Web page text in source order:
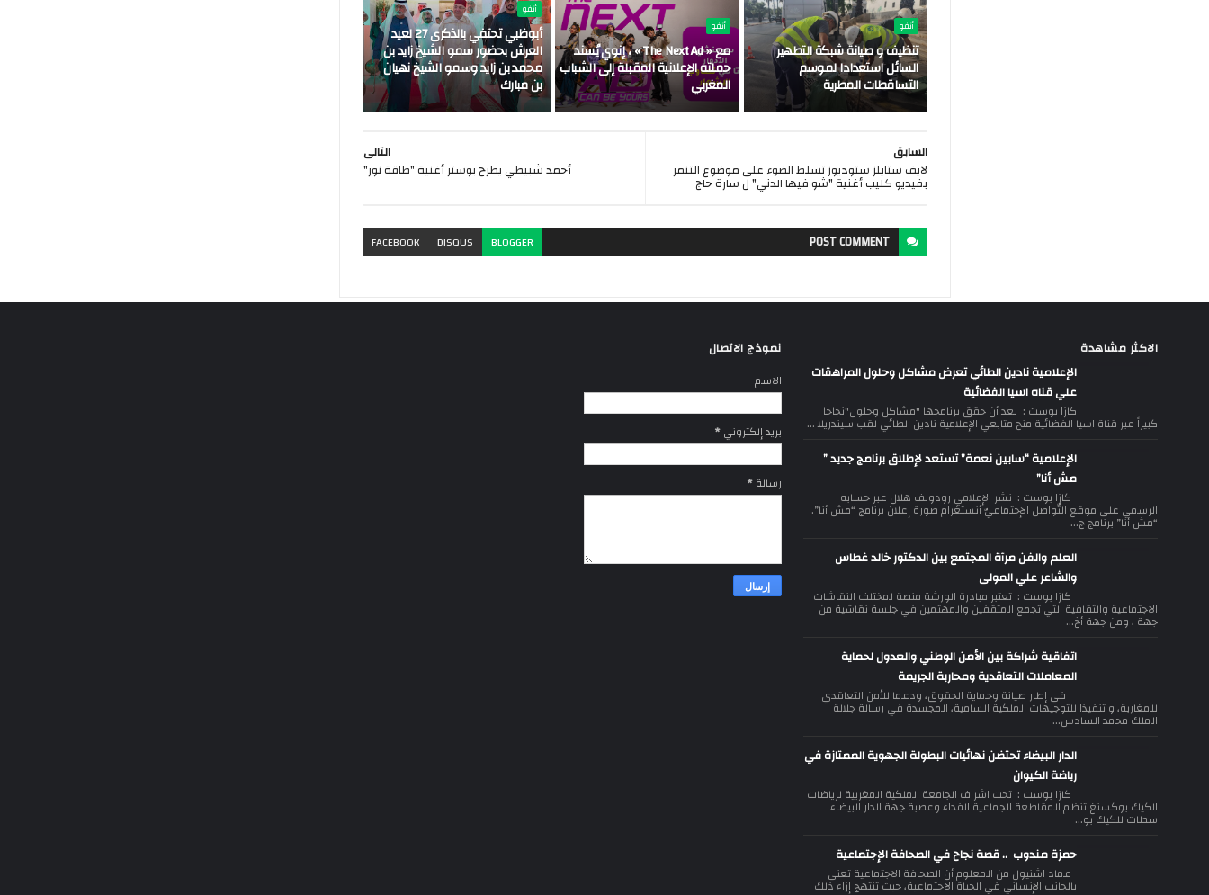
أنفو
تنظيف و صيانة شبكة التطهير
السائل استعدادا لموسم
التساقطات المطرية
أنفو
مع « The Next Ad » ، إنوي يُسند
حملته الإعلانية المقبلة إلى الشباب
المغربي
أنفو
أبوظبي تحتفي بالذكرى 27 لعيد
العرش بحضور سمو الشيخ زايد بن
محمد بن زايد وسمو الشيخ نهيان
بن مبارك
التالى
أحمد شبيطي يطرح بوستر أغنية "طاقة نور"
السابق
لايف ستايلز ستوديوز تسلط الضوء على موضوع التنمر
بفيديو كليب أغنية "شو فيها الدني" ل سارة حاج
POSTCOMMENT
BLOGGER
DISQUS
FACEBOOK
الاكثر مشاهدة
الإعلامية نادين الطائي تعرض مشاكل وحلول المراهقات
علي قناه اسيا الفضائية
كازا بوست : بعد أن حقق برنامجها "مشاكل وحلول"نجاحا
كبيراً عبر قناة اسيا الفضائية منح متابعي الإعلامية نادين الطائي لقب سيندريلا ...
الإعلامية “سابين نعمة” تستعد لإطلاق برنامج جديد ”
مش أنا”
كازا بوست : نشر الإعلامي رودولف هلال عبر حسابه
الرسمي على موقع التّواصل الإجتماعيّ أنستغرام صورة إعلان برنامج “مش أنا”.
“مش أنا” برنامج ج...
العلم والفن مرآة المجتمع بين الدكتور خالد غطاس
والشاعر علي المولى
كازا بوست : تعتبر مبادرة الورشة منصة لمختلف النقاشات
الاجتماعية والثقافية التي تجمع المثقفين والمهتمين في جلسة نقاشية من
جهة ، ومن جهة أخ...
اتفاقية شراكة بين الأمن الوطني والعدول لحماية
المعاملات التعاقدية ومحاربة الجريمة
في إطار صيانة وحماية الحقوق، ودعما للأمن التعاقدي
للمغاربة، و تنفيذا للتوجيهات الملكية السامية، المجسدة في رسالة جلالة
الملك محمد السادس...
الدار البيضاء تحتضن نهائيات البطولة الجهوية الممتازة في
رياضة الكيوان
كازا بوست : تحت اشراف الجامعة الملكية المغربية لرياضات
الكيك بوكسنغ تنظم المقاطعة الجماعية الفداء وعصبة جهة الدار البيضاء
سطات للكيك بو...
حمزة مندوب .. قصة نجاح في الصحافة الإجتماعية
عماد اشنيول من المعلوم أن الصحافة الاجتماعية تعنى
بالجانب الإنساني في الحياة الاجتماعية، حيث تنتهج إزاء ذلك
نموذج الاتصال
الاسم
بريد إلكتروني*
رسالة*